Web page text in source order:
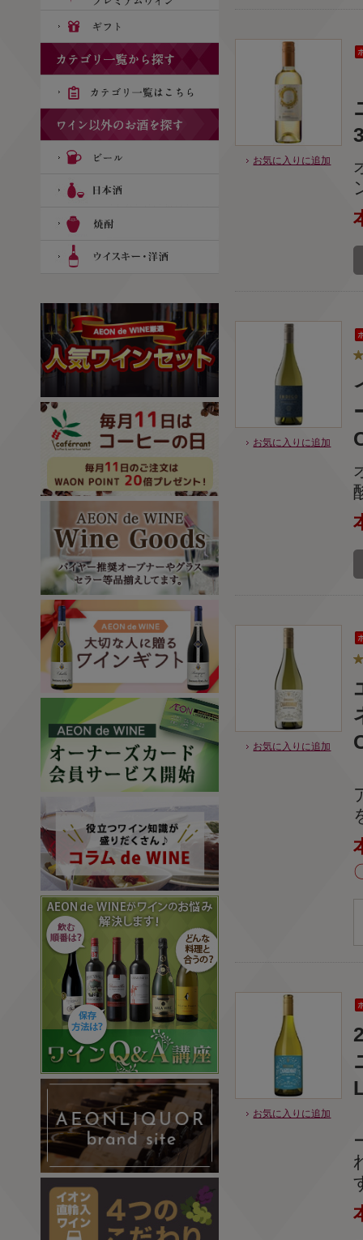
お気に入りに追加
お気に入りに追加
お気に入りに追加
お気に入りに追加